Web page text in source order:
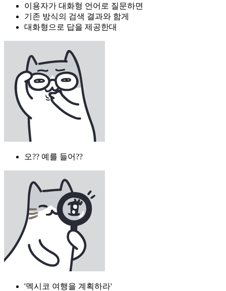
이용자가 대화형 언어로 질문하면
기존 방식의 검색 결과와 함게
대화형으로 답을 제공한대
오?? 예를 들어??
'멕시코 여행을 계획하라'